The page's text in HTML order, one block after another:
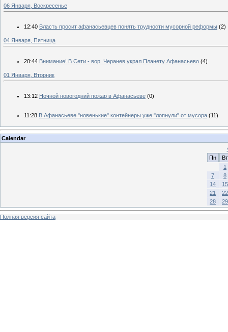
06 Января, Воскресенье
12:40 Власть просит афанасьевцев понять трудности мусорной реформы (2)
04 Января, Пятница
20:44 Внимание! В Сети - вор. Черанев украл Планету Афанасьево (4)
01 Января, Вторник
13:12 Ночной новогодний пожар в Афанасьеве (0)
11:28 В Афанасьеве "новенькие" контейнеры уже "лопнули" от мусора (11)
Calendar
Пн
Вт
1
7
8
14
15
21
22
28
29
Полная версия сайта